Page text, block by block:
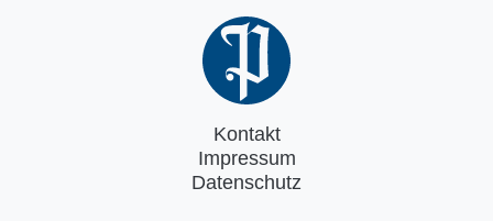
Kontakt
Impressum
Datenschutz